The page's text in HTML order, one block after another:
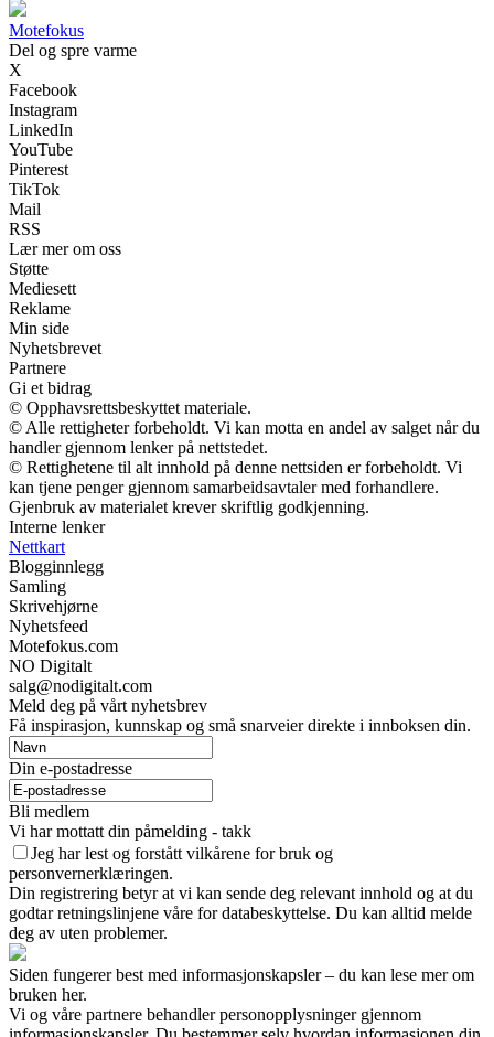
Motefokus
Del og spre varme
X
Facebook
Instagram
LinkedIn
YouTube
Pinterest
TikTok
Mail
RSS
Lær mer om oss
Støtte
Mediesett
Reklame
Min side
Nyhetsbrevet
Partnere
Gi et bidrag
© Opphavsrettsbeskyttet materiale.
© Alle rettigheter forbeholdt. Vi kan motta en andel av salget når du
handler gjennom lenker på nettstedet.
© Rettighetene til alt innhold på denne nettsiden er forbeholdt. Vi
kan tjene penger gjennom samarbeidsavtaler med forhandlere.
Gjenbruk av materialet krever skriftlig godkjenning.
Interne lenker
Nettkart
Blogginnlegg
Samling
Skrivehjørne
Nyhetsfeed
Motefokus.com
NO Digitalt
salg@nodigitalt.com
Meld deg på vårt nyhetsbrev
Få inspirasjon, kunnskap og små snarveier direkte i innboksen din.
Din e-postadresse
Bli medlem
Vi har mottatt din påmelding - takk
Jeg har lest og forstått vilkårene for bruk og
personvernerklæringen.
Din registrering betyr at vi kan sende deg relevant innhold og at du
godtar retningslinjene våre for databeskyttelse. Du kan alltid melde
deg av uten problemer.
Siden fungerer best med informasjonskapsler – du kan lese mer om
bruken her.
Vi og våre partnere behandler personopplysninger gjennom